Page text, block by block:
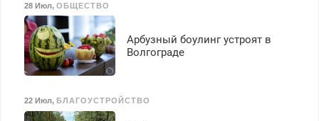
28 Июл, ОБЩЕСТВО
Арбузный боулинг устроят в
Волгограде
22 Июл, БЛАГОУСТРОЙСТВО